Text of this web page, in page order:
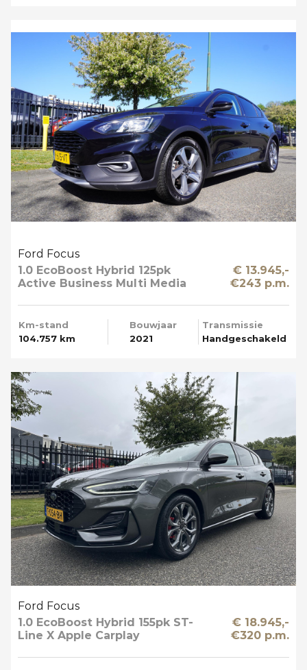
Ford Focus
1.0 EcoBoost Hybrid 125pk
Active Business Multi Media
€ 13.945,-
€243 p.m.
Km-stand
104.757 km
Bouwjaar
2021
Transmissie
Handgeschakeld
Ford Focus
1.0 EcoBoost Hybrid 155pk ST-
Line X Apple Carplay
€ 18.945,-
€320 p.m.